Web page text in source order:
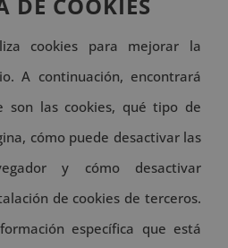
cookies para mejorar la
A continuación, encontrará
son las cookies, qué tipo de
cómo puede desactivar las
y cómo desactivar
de cookies de terceros.
específica que está